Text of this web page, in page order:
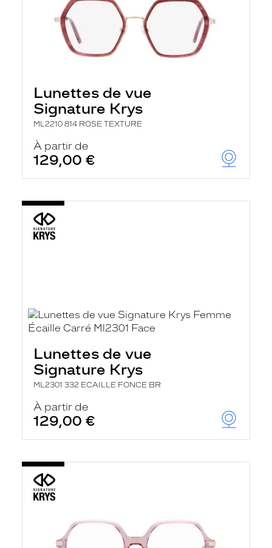
Lunettes de vue
Signature Krys
ML2210 814 ROSE TEXTURE
À partir de
129,00 €
Lunettes de vue
Signature Krys
ML2301 332 ECAILLE FONCE BR
À partir de
129,00 €